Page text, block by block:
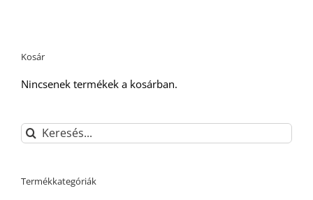
Kosár
Nincsenek termékek a kosárban.
Keresés...
Termékkategóriák